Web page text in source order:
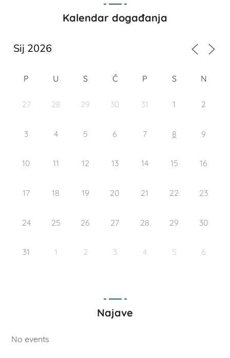
Kalendar događanja
P U S Č P S N
27 28 29 30 31 1 2
3 4 5 6 7 8 9
10 11 12 13 14 15 16
17 18 19 20 21 22 23
24 25 26 27 28 29 30
31 1 2 3 4 5 6
Najave
No events